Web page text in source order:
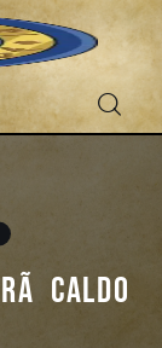
caldo